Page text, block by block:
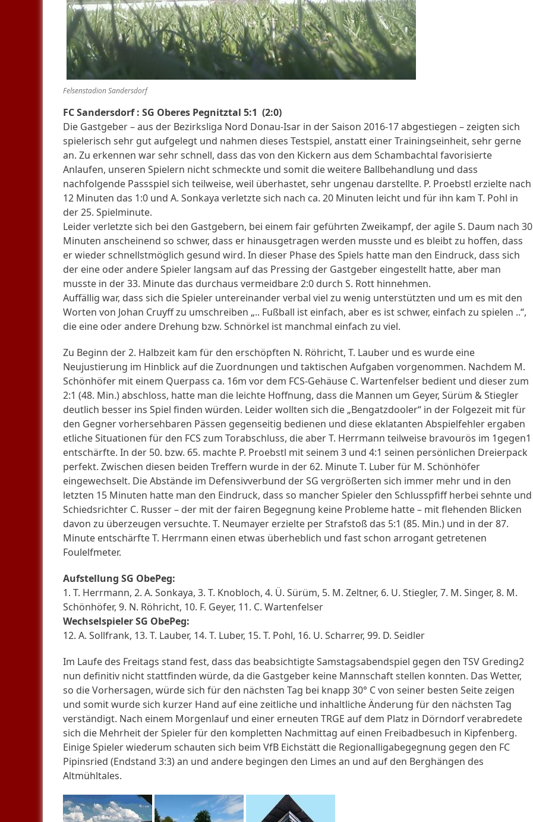
Felsenstadion Sandersdorf
FC Sandersdorf : SG Oberes Pegnitztal 5:1 (2:0)
Die Gastgeber – aus der Bezirksliga Nord Donau-Isar in der Saison 2016-17 abgestiegen – zeigten sich
spielerisch sehr gut aufgelegt und nahmen dieses Testspiel, anstatt einer Trainingseinheit, sehr gerne
an. Zu erkennen war sehr schnell, dass das von den Kickern aus dem Schambachtal favorisierte
Anlaufen, unseren Spielern nicht schmeckte und somit die weitere Ballbehandlung und dass
nachfolgende Passspiel sich teilweise, weil überhastet, sehr ungenau darstellte. P. Proebstl erzielte nach
12 Minuten das 1:0 und A. Sonkaya verletzte sich nach ca. 20 Minuten leicht und für ihn kam T. Pohl in
der 25. Spielminute.
Leider verletzte sich bei den Gastgebern, bei einem fair geführten Zweikampf, der agile S. Daum nach 30
Minuten anscheinend so schwer, dass er hinausgetragen werden musste und es bleibt zu hoffen, dass
er wieder schnellstmöglich gesund wird. In dieser Phase des Spiels hatte man den Eindruck, dass sich
der eine oder andere Spieler langsam auf das Pressing der Gastgeber eingestellt hatte, aber man
musste in der 33. Minute das durchaus vermeidbare 2:0 durch S. Rott hinnehmen.
Auffällig war, dass sich die Spieler untereinander verbal viel zu wenig unterstützten und um es mit den
Worten von Johan Cruyff zu umschreiben „.. Fußball ist einfach, aber es ist schwer, einfach zu spielen ..“,
die eine oder andere Drehung bzw. Schnörkel ist manchmal einfach zu viel.
Zu Beginn der 2. Halbzeit kam für den erschöpften N. Röhricht, T. Lauber und es wurde eine
Neujustierung im Hinblick auf die Zuordnungen und taktischen Aufgaben vorgenommen. Nachdem M.
Schönhöfer mit einem Querpass ca. 16m vor dem FCS-Gehäuse C. Wartenfelser bedient und dieser zum
2:1 (48. Min.) abschloss, hatte man die leichte Hoffnung, dass die Mannen um Geyer, Sürüm & Stiegler
deutlich besser ins Spiel finden würden. Leider wollten sich die „Bengatzdooler“ in der Folgezeit mit für
den Gegner vorhersehbaren Pässen gegenseitig bedienen und diese eklatanten Abspielfehler ergaben
etliche Situationen für den FCS zum Torabschluss, die aber T. Herrmann teilweise bravourös im 1gegen1
entschärfte. In der 50. bzw. 65. machte P. Proebstl mit seinem 3 und 4:1 seinen persönlichen Dreierpack
perfekt. Zwischen diesen beiden Treffern wurde in der 62. Minute T. Luber für M. Schönhöfer
eingewechselt. Die Abstände im Defensivverbund der SG vergrößerten sich immer mehr und in den
letzten 15 Minuten hatte man den Eindruck, dass so mancher Spieler den Schlusspfiff herbei sehnte und
Schiedsrichter C. Russer – der mit der fairen Begegnung keine Probleme hatte – mit flehenden Blicken
davon zu überzeugen versuchte. T. Neumayer erzielte per Strafstoß das 5:1 (85. Min.) und in der 87.
Minute entschärfte T. Herrmann einen etwas überheblich und fast schon arrogant getretenen
Foulelfmeter.
Aufstellung SG ObePeg:
1. T. Herrmann, 2. A. Sonkaya, 3. T. Knobloch, 4. Ü. Sürüm, 5. M. Zeltner, 6. U. Stiegler, 7. M. Singer, 8. M.
Schönhöfer, 9. N. Röhricht, 10. F. Geyer, 11. C. Wartenfelser
Wechselspieler SG ObePeg:
12. A. Sollfrank, 13. T. Lauber, 14. T. Luber, 15. T. Pohl, 16. U. Scharrer, 99. D. Seidler
Im Laufe des Freitags stand fest, dass das beabsichtigte Samstagsabendspiel gegen den TSV Greding2
nun definitiv nicht stattfinden würde, da die Gastgeber keine Mannschaft stellen konnten. Das Wetter,
so die Vorhersagen, würde sich für den nächsten Tag bei knapp 30° C von seiner besten Seite zeigen
und somit wurde sich kurzer Hand auf eine zeitliche und inhaltliche Änderung für den nächsten Tag
verständigt. Nach einem Morgenlauf und einer erneuten TRGE auf dem Platz in Dörndorf verabredete
sich die Mehrheit der Spieler für den kompletten Nachmittag auf einen Freibadbesuch in Kipfenberg.
Einige Spieler wiederum schauten sich beim VfB Eichstätt die Regionalligabegegnung gegen den FC
Pipinsried (Endstand 3:3) an und andere begingen den Limes an und auf den Berghängen des
Altmühltales.